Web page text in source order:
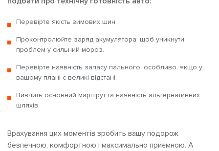
Перевірте якість зимових шин.
Проконтролюйте заряд акумулятора, щоб уникнути
проблем у сильний мороз.
Перевірте наявність запасу пального, особливо, якщо у
вашому плані є великі відстані.
Вивчить основний маршрут та наявність альтернативних
шляхів.
Врахування цих моментів зробить вашу подорож
безпечною, комфортною і максимально приємною. А